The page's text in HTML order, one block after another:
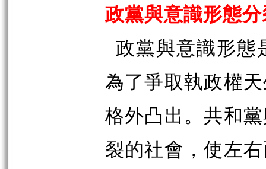
政黨與意識形態
政黨與意識形態
為了爭取執政權
格外凸出。共和
裂的社會，使左